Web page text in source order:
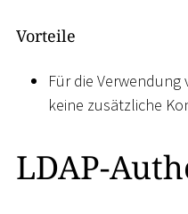
Vorteile
Für die Verwendung
keine zusätzliche
LDAP-